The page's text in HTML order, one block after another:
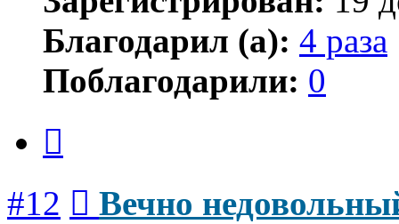
Благодарил (а): 4 раза
Поблагодарили: 0
#12
Вечно